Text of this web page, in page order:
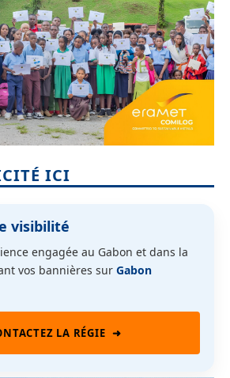
ICI
visibilité
engagée au Gabon et dans la
vos bannières sur Gabon
LA RÉGIE ➜